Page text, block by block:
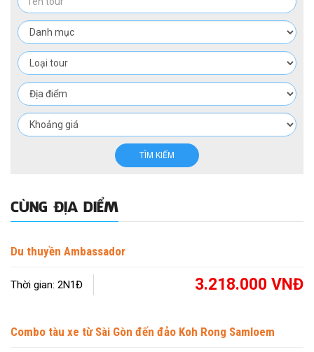
TÌM KIẾM
CÙNG ĐỊA DIỂM
Du thuyền Ambassador
Thời gian: 2N1Đ 3.218.000 VNĐ
Combo tàu xe từ Sài Gòn đến đảo Koh Rong Samloem